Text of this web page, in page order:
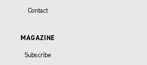
Contact
MAGAZINE
Subscribe